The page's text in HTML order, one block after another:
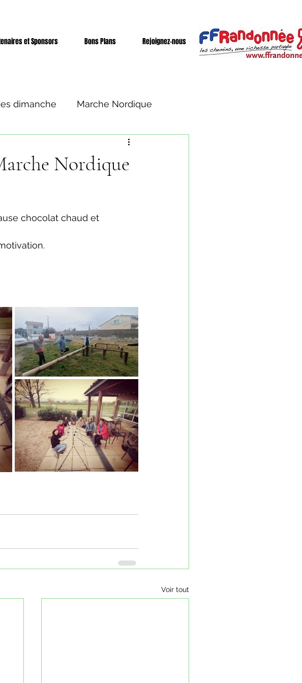
et Sponsors Bons Plans Rejoignez-nous
dimanche Marche Nordique
Nordique
chocolat chaud et
Voir tout